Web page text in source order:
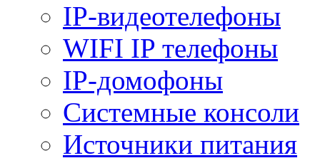
IP-видеотелефоны
WIFI IP телефоны
IP-домофоны
Системные консоли
Источники питания